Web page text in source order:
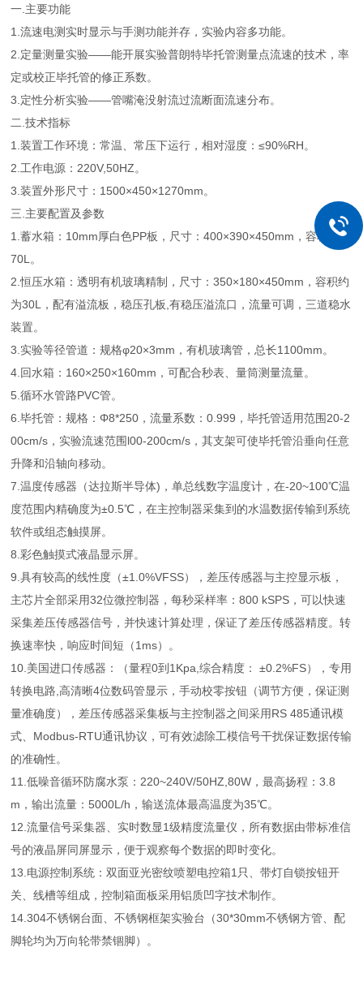
一.主要功能
1.流速电测实时显示与手测功能并存，实验内容多功能。
2.定量测量实验——能开展实验普朗特毕托管测量点流速的技术，率
定或校正毕托管的修正系数。
3.定性分析实验——管嘴淹没射流过流断面流速分布。
二.技术指标
1.装置工作环境：常温、常压下运行，相对湿度：≤90%RH。
2.工作电源：220V,50HZ。
3.装置外形尺寸：1500×450×1270mm。
三.主要配置及参数
1.蓄水箱：10mm厚白色PP板，尺寸：400×390×450mm，容积约为
70L。
2.恒压水箱：透明有机玻璃精制，尺寸：350×180×450mm，容积约
为30L，配有溢流板，稳压孔板,有稳压溢流口，流量可调，三道稳水
装置。
3.实验等径管道：规格φ20×3mm，有机玻璃管，总长1100mm。
4.回水箱：160×250×160mm，可配合秒表、量筒测量流量。
5.循环水管路PVC管。
6.毕托管：规格：Φ8*250，流量系数：0.999，毕托管适用范围20-2
00cm/s，实验流速范围l00-200cm/s，其支架可使毕托管沿垂向任意
升降和沿轴向移动。
7.温度传感器（达拉斯半导体)，单总线数字温度计，在-20~100℃温
度范围内精确度为±0.5℃，在主控制器采集到的水温数据传输到系统
软件或组态触摸屏。
8.彩色触摸式液晶显示屏。
9.具有较高的线性度（±1.0%VFSS），差压传感器与主控显示板，
主芯片全部采用32位微控制器，每秒采样率：800 kSPS，可以快速
采集差压传感器信号，并快速计算处理，保证了差压传感器精度。转
换速率快，响应时间短（1ms）。
10.美国进口传感器：（量程0到1Kpa,综合精度： ±0.2%FS），专用
转换电路,高清晰4位数码管显示，手动校零按钮（调节方便，保证测
量准确度），差压传感器采集板与主控制器之间采用RS 485通讯模
式、Modbus-RTU通讯协议，可有效滤除工模信号干扰保证数据传输
的准确性。
11.低噪音循环防腐水泵：220~240V/50HZ,80W，最高扬程：3.8
m，输出流量：5000L/h，输送流体最高温度为35℃。
12.流量信号采集器、实时数显1级精度流量仪，所有数据由带标准信
号的液晶屏同屏显示，便于观察每个数据的即时变化。
13.电源控制系统：双面亚光密纹喷塑电控箱1只、带灯自锁按钮开
关、线槽等组成，控制箱面板采用铝质凹字技术制作。
14.304不锈钢台面、不锈钢框架实验台（30*30mm不锈钢方管、配
脚轮均为万向轮带禁锢脚）。